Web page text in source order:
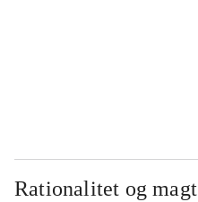
Rationalitet og magt